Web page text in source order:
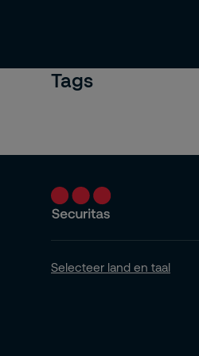
Tags
Selecteer land en taal